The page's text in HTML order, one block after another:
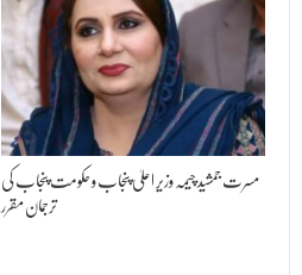
مسرت جمشید چیمہ وزیر اعلیٰ پنجاب و حکومت پنجاب کی
ترجمان مقرر